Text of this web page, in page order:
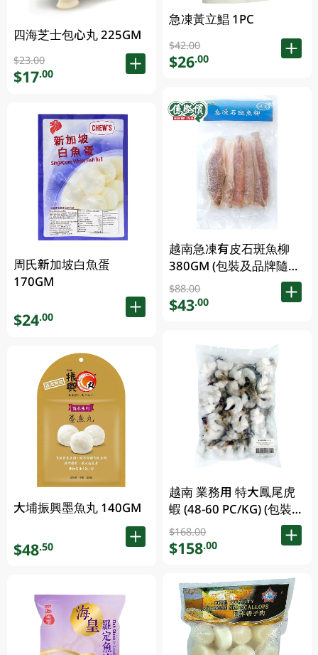
四海芝士包心丸 225GM
$23.00
$17.00
周氏新加坡白魚蛋
170GM
$24.00
大埔振興墨魚丸 140GM
$48.50
急凍黃立鯧 1PC
$42.00
$26.00
越南急凍有皮石斑魚柳
380GM (包裝及品牌隨機
發放)
$88.00
$43.00
越南 業務用 特大鳳尾虎
蝦 (48-60 PC/KG) (包裝及
品牌隨機發放)
$168.00
$158.00